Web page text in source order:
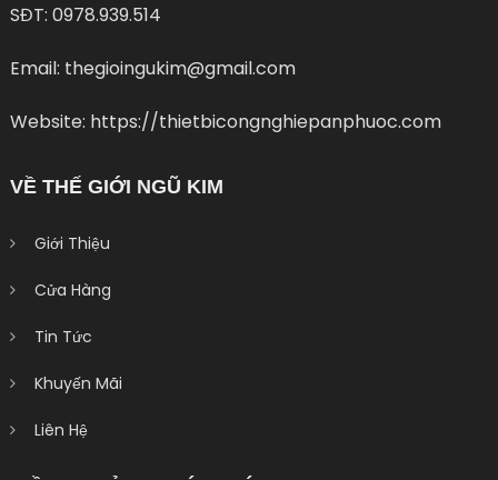
SĐT: 0978.939.514
Email: thegioingukim@gmail.com
Website: https://thietbicongnghiepanphuoc.com
VỀ THẾ GIỚI NGŨ KIM
Giới Thiệu
Cửa Hàng
Tin Tức
Khuyến Mãi
Liên Hệ